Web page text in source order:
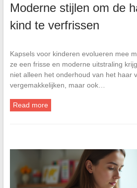
Moderne stijlen om de
kind te verfrissen
Kapsels voor kinderen evolueren mee
ze een frisse en moderne uitstraling
niet alleen het onderhoud van het haar
vergemakkelijken, maar ook…
Read more